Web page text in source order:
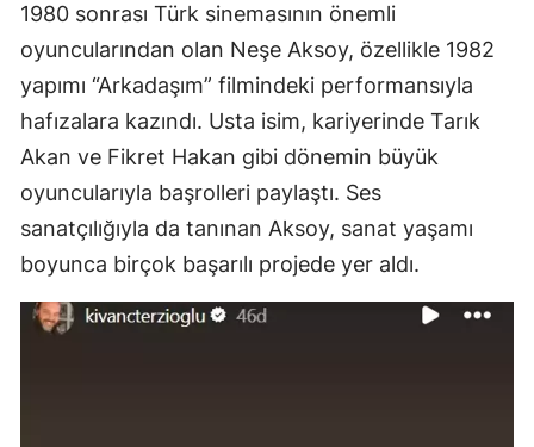
1980 sonrası Türk sinemasının önemli
oyuncularından olan Neşe Aksoy, özellikle 1982
yapımı “Arkadaşım” filmindeki performansıyla
hafızalara kazındı. Usta isim, kariyerinde Tarık
Akan ve Fikret Hakan gibi dönemin büyük
oyuncularıyla başrolleri paylaştı. Ses
sanatçılığıyla da tanınan Aksoy, sanat yaşamı
boyunca birçok başarılı projede yer aldı.